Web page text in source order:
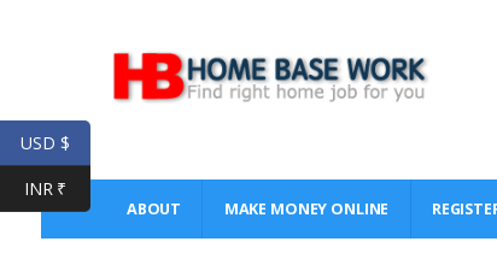
ABOUT MAKE MONEY ONLINE
USD $
INR ₹